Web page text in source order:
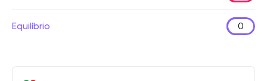
Equilíbrio 0